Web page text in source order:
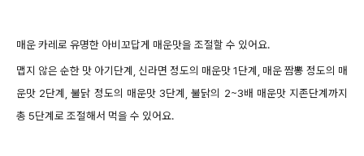
매운 카레로 유명한 아비꼬답게 매운맛을 조절할 수 있어요.
맵지 않은 순한 맛 아기단계, 신라면 정도의 매운맛 1단계, 매운 짬뽕 정도의 매
운맛 2단계, 불닭 정도의 매운맛 3단계, 불닭의 2~3배 매운맛 지존단계까지
총 5단계로 조절해서 먹을 수 있어요.